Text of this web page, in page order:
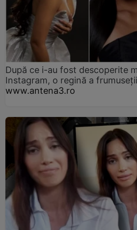
După ce i-au fost descoperite
Instagram, o regină a
www.antena3.ro